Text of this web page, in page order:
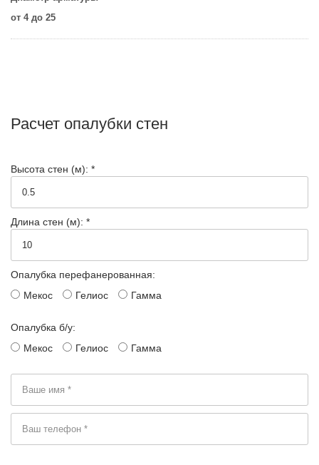
от 4 до 25
Расчет опалубки стен
Высота стен (м): *
Длина стен (м): *
Опалубка перефанерованная:
Мекос
Гелиос Гамма
Опалубка б/у:
Мекос
Гелиос Гамма